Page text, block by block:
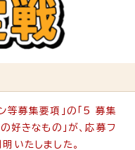
等募集要項」の「5 募集
好きなもの」が、応募フ
いたしました。